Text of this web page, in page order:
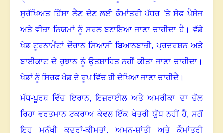
ਸੁਰੱਖਿਅਤ ਹਿੱਸਾ ਲੈਣ ਦੇਣ ਲਈ ਕੌਮਾਂਤਰੀ ਪੱਧਰ ’ਤੇ ਸੇਫ ਪੈਸੇਜ
ਅਤੇ ਵੀਜ਼ਾ ਨਿਯਮਾਂ ਨੂੰ ਸਰਲ ਬਣਾਇਆ ਜਾਣਾ ਚਾਹੀਦਾ ਹੈ ।ਵੱਡੇ
ਖੇਡ ਟੂਰਨਾਮੈਂਟਾਂ ਦੌਰਾਨ ਸਿਆਸੀ ਬਿਆਨਬਾਜ਼ੀ,ਪ੍ਰਦਰਸ਼ਨ ਅਤੇ
ਬਾਈਕਾਟ ਦੇ ਰੁਝਾਨ ਨੂੰ ਉਤਸ਼ਾਹਿਤ ਨਹੀਂ ਕੀਤਾ ਜਾਣਾ ਚਾਹੀਦਾ ।
ਖੇਡਾਂ ਨੂੰ ਸਿਰਫ ਖੇਡ ਦੇ ਰੂਪ ਵਿੱਚ ਹੀ ਦੇਖਿਆ ਜਾਣਾ ਚਾਹੀਦੈ ।
ਮੱਧ-ਪੂਰਬ ਵਿੱਚ ਇਰਾਨ,ਇਜ਼ਰਾਈਲ ਅਤੇ ਅਮਰੀਕਾ ਦਾ ਚੱਲ
ਰਿਹਾ ਵਰਤਮਾਨ ਟਕਰਾਅ ਕੇਵਲ ਇੱਕ ਖੇਤਰੀ ਯੁੱਧ ਨਹੀਂ ਹੈ,ਸਗੋਂ
ਇਹ ਮਨੁੱਖੀ ਕਦਰਾਂ-ਕੀਮਤਾਂ, ਅਮਨ-ਸ਼ਾਂਤੀ ਅਤੇ ਕੌਮਾਂਤਰੀ